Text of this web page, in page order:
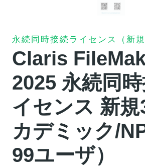
永続同時接続ライセンス（新規
Claris
2025 永続同
イセンス 新規
カデミック/
99ユーザ）